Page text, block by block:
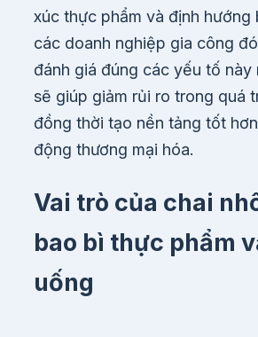
xúc thực phẩm và định hướng
các doanh nghiệp gia công
đánh giá đúng các yếu tố này
sẽ giúp giảm rủi ro trong quá
đồng thời tạo nền tảng tốt
động thương mại hóa.
Vai trò của chai
bao bì thực phẩm
uống